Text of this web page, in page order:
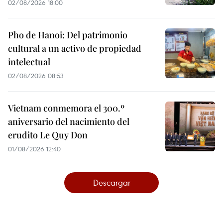
02/08/2026 18:00
Pho de Hanoi: Del patrimonio
cultural a un activo de propiedad
intelectual
02/08/2026 08:53
Vietnam conmemora el 300.º
aniversario del nacimiento del
erudito Le Quy Don
01/08/2026 12:40
Descargar